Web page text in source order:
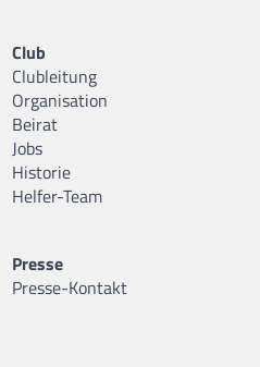
Club
Clubleitung
Organisation
Beirat
Jobs
Historie
Helfer-Team
Presse
Presse-Kontakt